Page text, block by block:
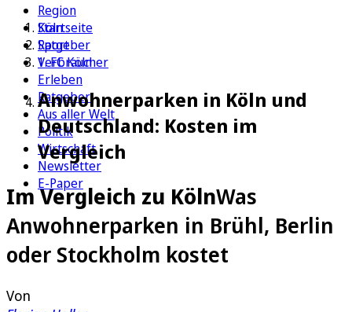
Region
Köln
Sport
1. FC Köln
Erleben
Ratgeber
Aus aller Welt
Politik
Wirtschaft
Newsletter
E-Paper
Startseite
Ratgeber
Verbraucher
Anwohnerparken in Köln und
Deutschland: Kosten im
Vergleich
Im Vergleich zu KölnWas
Anwohnerparken in Brühl, Berlin
oder Stockholm kostet
Von